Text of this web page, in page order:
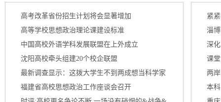
高考改革省份招生计划将会显著增加
高等学校思想政治理论课建设标准
中国高校外语学科发展联盟在上外成立
沈阳高校牵头组建20个校企联盟
最新调查显示：这拨大学生不到两成想当科学家
福建省高校思想政治工作座谈会召开
紧
淄
深
管理...
课
两
台北...
本